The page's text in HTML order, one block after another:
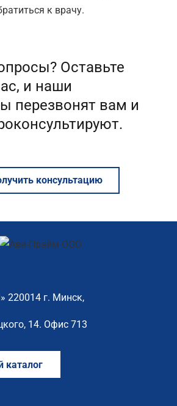
к врачу.
Оставьте
и наши
перезвонят вам и
консультацию
г. Минск,
14. Офис 713
каталог